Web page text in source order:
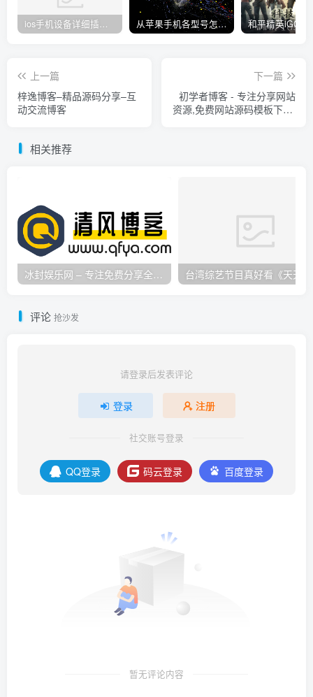
从苹果手机各型号怎么越狱到怎么开科技完整教程
上一篇
梓逸博客–精品源码分享–互
动交流博客
下一篇
初学者博客 - 专注分享网站
资源,免费网站源码模板下载,
相关推荐
冰封娱乐网 – 专注免费分享全网优质资源,活动线报,实用软件,技术教程等内容标签
评论 抢沙发
请登录后发表评论
登录 注册
社交账号登录
QQ登录 码云登录 百度登录
暂无评论内容